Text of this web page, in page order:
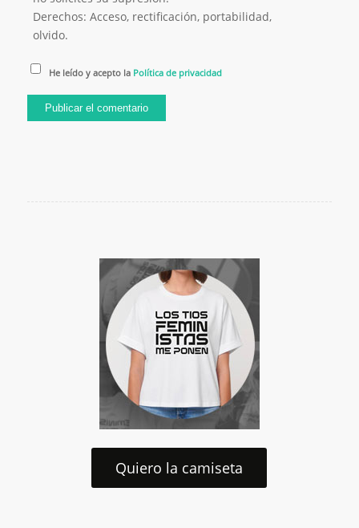
Derechos: Acceso, rectificación, portabilidad,
olvido.
He leído y acepto la Política de privacidad
Quiero la camiseta